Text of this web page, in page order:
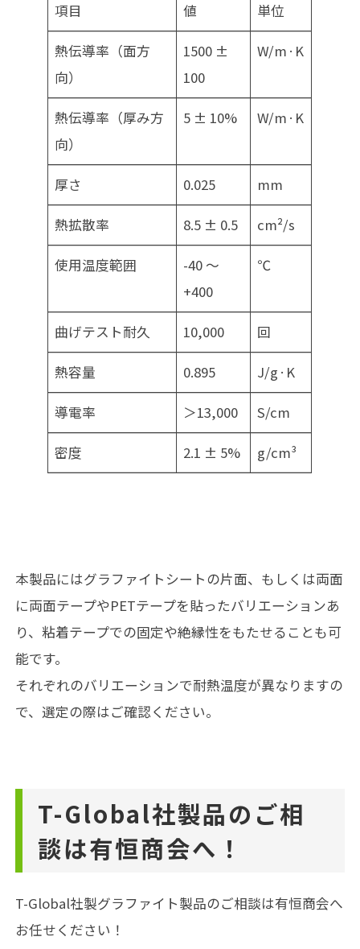
項目 値 単位
熱伝導率（面方
向）
1500 ±
100
W/m·K
熱伝導率（厚み方
向）
5 ± 10% W/m·K
厚さ 0.025 mm
熱拡散率 8.5 ± 0.5 cm²/s
使用温度範囲
-40 ～
+400
℃
曲げテスト耐久 10,000 回
熱容量 0.895 J/g·K
導電率 ＞13,000 S/cm
密度 2.1 ± 5% g/cm³
本製品にはグラファイトシートの片面、もしくは両面
に両面テープやPETテープを貼ったバリエーションあ
り、粘着テープでの固定や絶縁性をもたせることも可
能です。
それぞれのバリエーションで耐熱温度が異なりますの
で、選定の際はご確認ください。
T-Global社製品のご相
談は有恒商会へ！
T-Global社製グラファイト製品のご相談は有恒商会へ
お任せください！